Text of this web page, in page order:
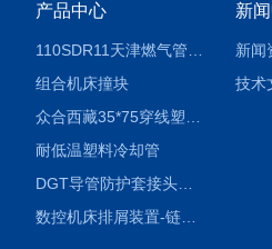
产品中心
组合机床撞块
耐低温塑料冷却管
DGT导管防护套接头形式与参数
数控机床排屑装置-链板式排屑机
新
新闻
技术